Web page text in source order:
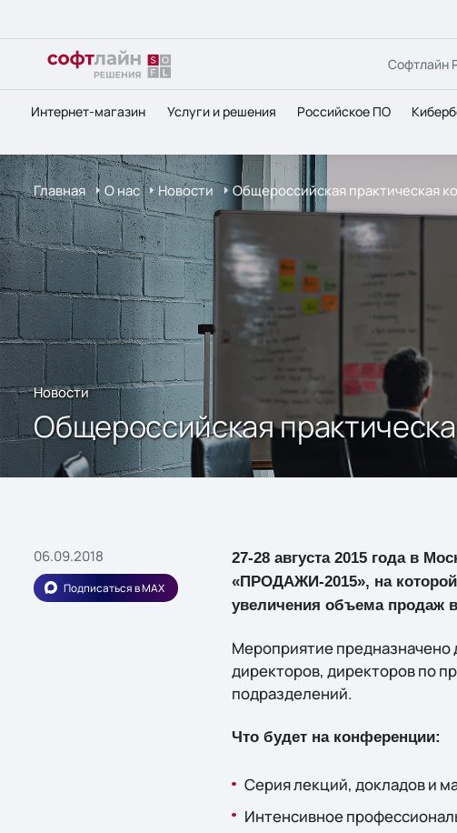
Софтлайн
Интернет-магазин Услуги и решения Российское ПО
Главная О нас Новости Общероссийская практическая
Новости
Общероссийская
06.09.2018
Подписаться в MAX
27-28 августа 2015 года в
«ПРОДАЖИ-2015», на
увеличения объема продаж
Мероприятие предназначено
директоров, директоров по
подразделений.
Что будет на конференции:
Серия лекций, докладов и
Интенсивное